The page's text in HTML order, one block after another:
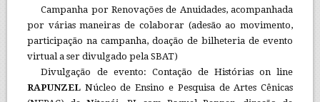
Campanha por Renovações de Anuidades, acompanhada
por várias maneiras de colaborar (adesão ao movimento,
participação na campanha, doação de bilheteria de evento
virtual a ser divulgado pela SBAT)
Divulgação de evento: Contação de Histórias on line
RAPUNZEL Núcleo de Ensino e Pesquisa de Artes Cênicas